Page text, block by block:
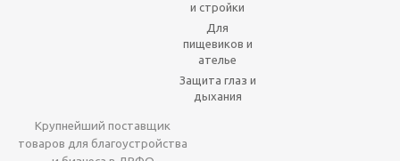
и стройки
Для
пищевиков и
ателье
Защита глаз и
дыхания
Крупнейший поставщик
товаров для благоустройства